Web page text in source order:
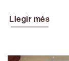
Llegir més